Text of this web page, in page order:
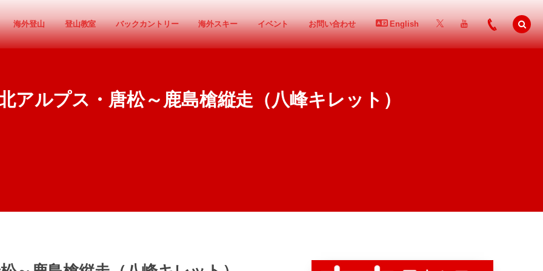
海外登山 登山教室 バックカントリー 海外スキー イベント お問い合わせ English
アルプス・唐松～鹿島槍縦走（八峰キレット）